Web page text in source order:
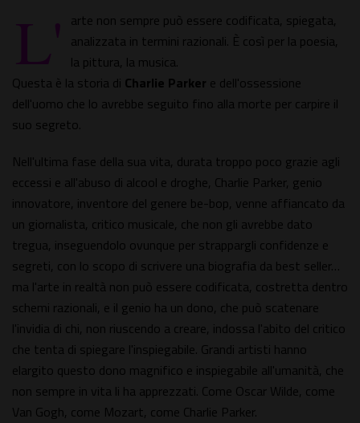
L'
arte non sempre può essere codificata, spiegata,
analizzata in termini razionali. È così per la poesia,
la pittura, la musica.
Questa è la storia di Charlie Parker e dell'ossessione
dell'uomo che lo avrebbe seguito fino alla morte per carpire il
suo segreto.
Nell'ultima fase della sua vita, durata troppo poco grazie agli
eccessi e all'abuso di alcool e droghe, Charlie Parker, genio
innovatore, inventore del genere be-bop, venne affiancato da
un giornalista, critico musicale, che non gli avrebbe dato
tregua, inseguendolo ovunque per strappargli confidenze e
segreti, con lo scopo di scrivere una biografia da best seller…
ma l'arte in realtà non può essere codificata, costretta dentro
schemi razionali, e il genio ha un dono, che può scatenare
l'invidia di chi, non riuscendo a creare, indossa l'abito del critico
che tenta di spiegare l'inspiegabile. Grandi artisti hanno
elargito questo dono magnifico e inspiegabile all'umanità, che
non sempre in vita li ha apprezzati. Come Oscar Wilde, come
Van Gogh, come Mozart, come Charlie Parker.